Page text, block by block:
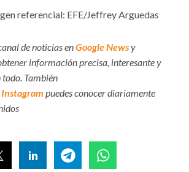
referencial: EFE/Jeffrey Arguedas
de noticias enGoogle Newsy
información precisa, interesante y
También
Instagram puedes conocer diariamente